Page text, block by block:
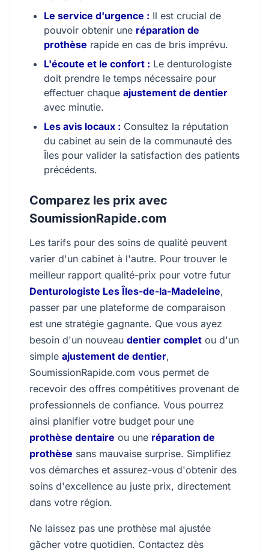
Le service d'urgence : Il est crucial de
pouvoir obtenir une réparation de
prothèse rapide en cas de bris imprévu.
L'écoute et le confort : Le denturologiste
doit prendre le temps nécessaire pour
effectuer chaque ajustement de dentier
avec minutie.
Les avis locaux : Consultez la réputation
du cabinet au sein de la communauté des
Îles pour valider la satisfaction des patients
précédents.
Comparez les prix avec
SoumissionRapide.com
Les tarifs pour des soins de qualité peuvent
varier d'un cabinet à l'autre. Pour trouver le
meilleur rapport qualité-prix pour votre futur
Denturologiste Les Îles-de-la-Madeleine,
passer par une plateforme de comparaison
est une stratégie gagnante. Que vous ayez
besoin d'un nouveau dentier complet ou d'un
simple ajustement de dentier,
SoumissionRapide.com vous permet de
recevoir des offres compétitives provenant de
professionnels de confiance. Vous pourrez
ainsi planifier votre budget pour une
prothèse dentaire ou une réparation de
prothèse sans mauvaise surprise. Simplifiez
vos démarches et assurez-vous d'obtenir des
soins d'excellence au juste prix, directement
dans votre région.
Ne laissez pas une prothèse mal ajustée
gâcher votre quotidien. Contactez dès